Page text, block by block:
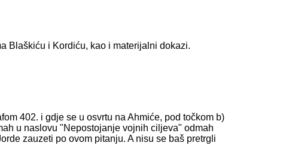
Blaškiću i Kordiću, kao i materijalni dokazi.
402. i gdje se u osvrtu na Ahmiće, pod točkom b)
u naslovu "Nepostojanje vojnih ciljeva" odmah
zauzeti po ovom pitanju. A nisu se baš pretrgli